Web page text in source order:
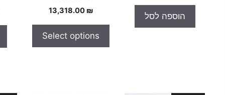
o
f
5
הוספה לסל
0
o
o
5
13,318.00 ₪
Select options